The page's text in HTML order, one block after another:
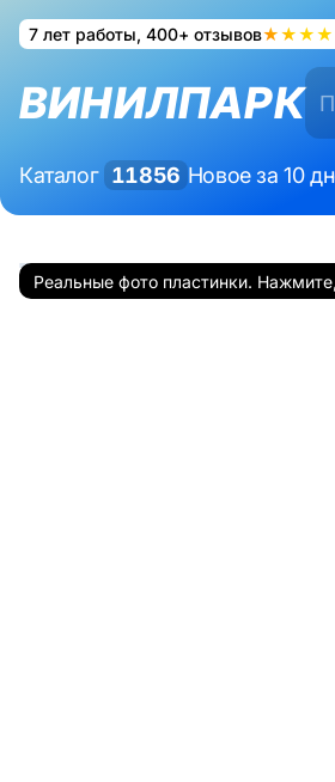
7 лет работы, 400+ отзывов
ВИНИЛПАРК
Каталог 11856 Новое за 10
Реальные фото пластинки.